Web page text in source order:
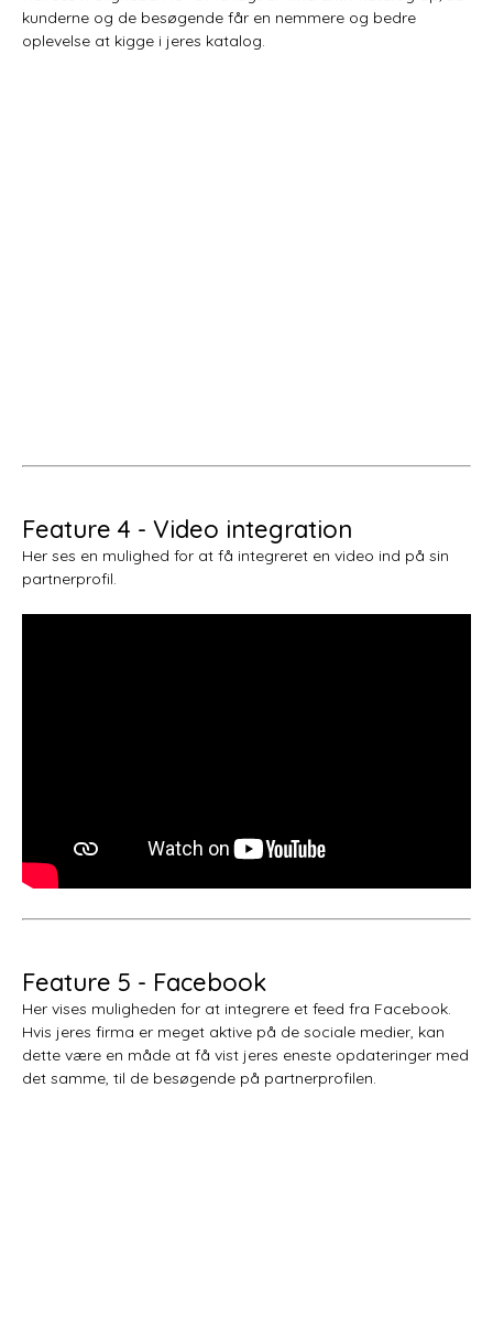
kunderne og de besøgende får en nemmere og bedre
oplevelse at kigge i jeres katalog.
Feature 4 - Video integration
Her ses en mulighed for at få integreret en video ind på sin
partnerprofil.
Feature 5 - Facebook
Her vises muligheden for at integrere et feed fra Facebook.
Hvis jeres firma er meget aktive på de sociale medier, kan
dette være en måde at få vist jeres eneste opdateringer med
det samme, til de besøgende på partnerprofilen.